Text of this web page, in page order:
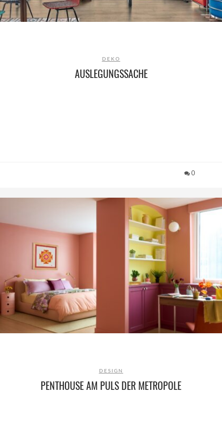
DEKO
AUSLEGUNGSSACHE
0
DESIGN
PENTHOUSE AM PULS DER METROPOLE